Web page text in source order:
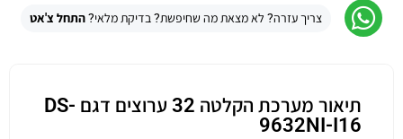
צריך עזרה? לא מצאת מה שחיפשת? בדיקת מלאי?התחל צ'אט
תיאור מערכת הקלטה 32 ערוצים דגם DS-
9632NI-I16